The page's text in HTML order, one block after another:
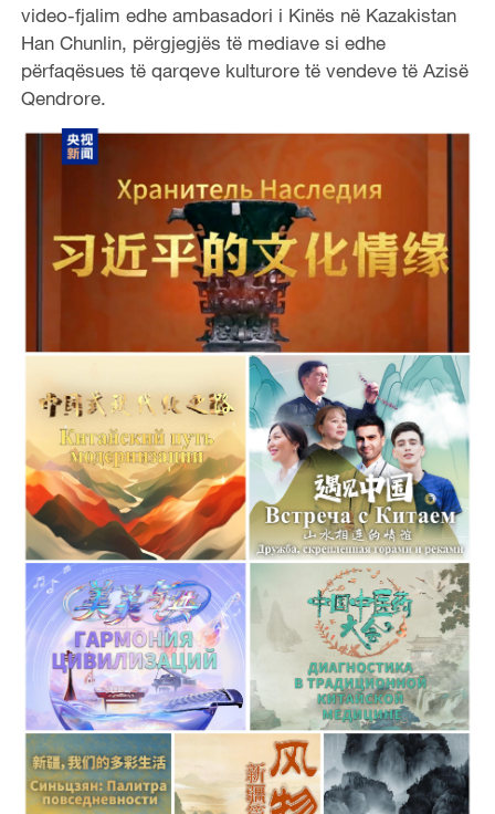
video-fjalim edhe ambasadori i Kinës në Kazakistan
Han Chunlin, përgjegjës të mediave si edhe
përfaqësues të qarqeve kulturore të vendeve të Azisë
Qendrore.